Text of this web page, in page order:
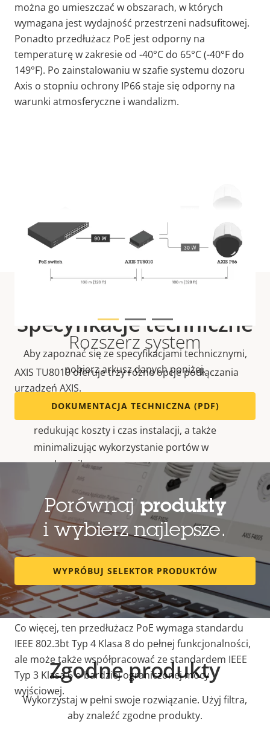
WYŚWIETL WIĘCEJ
można go umieszczać w obszarach, w których
wymagana jest wydajność przestrzeni nadsufitowej.
Ponadto przedłużacz PoE jest odporny na
temperaturę w zakresie od -40°C do 65°C (-40°F do
149°F). Po zainstalowaniu w szafie systemu dozoru
Axis o stopniu ochrony IP66 staje się odporny na
warunki atmosferyczne i wandalizm.
Rozszerz system
AXIS TU8010 oferuje trzy różne opcje podłączania
urządzeń AXIS.
Podłącz dwa urządzenia Axis o mocy 30 W,
redukując koszty i czas instalacji, a także
minimalizując wykorzystanie portów w
przełączniku.
Podłącz jedno urządzenie Axis o mocy 30 W z
urządzeniem Axis o mocy 15 W, redukując koszty
i czas instalacji, a także minimalizując
wykorzystanie portów w przełączniku.
Podłącz jedno urządzenie Axis o mocy 60 W w
odległości do 200 metrów od źródła zasilania.
Umożliwia elastyczne instalacje urządzeń o
dużej mocy.
Co więcej, ten przedłużacz PoE wymaga standardu
IEEE 802.3bt Typ 4 Klasa 8 do pełnej funkcjonalności,
ale może także współpracować ze standardem IEEE
Typ 3 Klasa 6 o bardziej ograniczonej mocy
wyjściowej.
Specyfikacje techniczne
Aby zapoznać się ze specyfikacjami technicznymi,
pobierz arkusz danych poniżej.
DOKUMENTACJA TECHNICZNA (PDF)
Porównaj produkty
i wybierz najlepsze.
WYPRÓBUJ SELEKTOR PRODUKTÓW
Zgodne produkty
Wykorzystaj w pełni swoje rozwiązanie. Użyj filtra,
aby znaleźć zgodne produkty.